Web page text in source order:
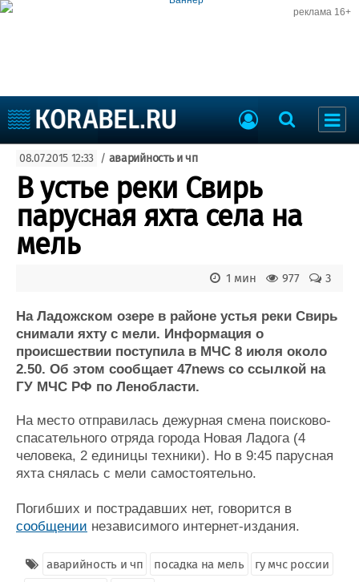
реклама 16+
Судоходство
Судоремонт
События
Пресс-релизы
Порты
Рыболовство
ВМФ
Образование
Судостроение
Пульс
Новости
Компании
Работа
Крюинг
Журнал
Реклама
Торговая площадка
Доска объявлений
Продажа флота
Оборудование
Материалы
Услуги
Конференции
Личности
Флот
Форум
08.07.2015 12:33 / аварийность и чп
В устье реки Свирь
парусная яхта села на
мель
3
977
1 мин
На Ладожском озере в районе устья реки Свирь
снимали яхту с мели. Информация о
происшествии поступила в МЧС 8 июля около
2.50. Об этом сообщает 47news со ссылкой на
ГУ МЧС РФ по Ленобласти.
На место отправилась дежурная смена поисково-
спасательного отряда города Новая Ладога (4
человека, 2 единицы техники). Но в 9:45 парусная
яхта снялась с мели самостоятельно.
Погибших и пострадавших нет, говорится в
сообщении независимого интернет-издания.
аварийность и чп посадка на мель
гу мчс россии